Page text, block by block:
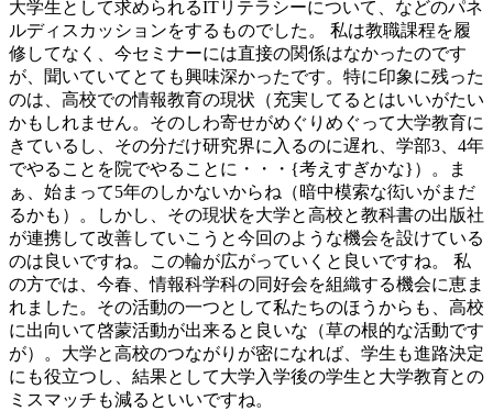
大学生として求められるITリテラシーについて、などのパネ
ルディスカッションをするものでした。 私は教職課程を履
修してなく、今セミナーには直接の関係はなかったのです
が、聞いていてとても興味深かったです。特に印象に残った
のは、高校での情報教育の現状（充実してるとはいいがたい
かもしれません。そのしわ寄せがめぐりめぐって大学教育に
きているし、その分だけ研究界に入るのに遅れ、学部3、4年
でやることを院でやることに・・・{考えすぎかな}）。ま
ぁ、始まって5年のしかないからね（暗中模索な衒いがまだ
るかも）。しかし、その現状を大学と高校と教科書の出版社
が連携して改善していこうと今回のような機会を設けている
のは良いですね。この輪が広がっていくと良いですね。 私
の方では、今春、情報科学科の同好会を組織する機会に恵ま
れました。その活動の一つとして私たちのほうからも、高校
に出向いて啓蒙活動が出来ると良いな（草の根的な活動です
が）。大学と高校のつながりが密になれば、学生も進路決定
にも役立つし、結果として大学入学後の学生と大学教育との
ミスマッチも減るといいですね。